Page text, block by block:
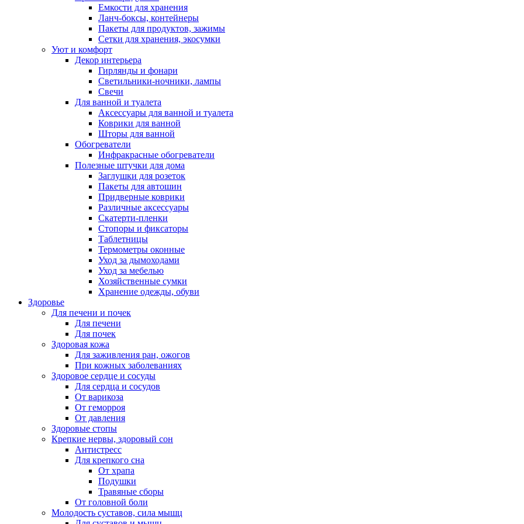
Емкости для хранения
Ланч-боксы, контейнеры
Пакеты для продуктов, зажимы
Сетки для хранения, экосумки
Уют и комфорт
Декор интерьера
Гирлянды и фонари
Светильники-ночники, лампы
Свечи
Для ванной и туалета
Аксессуары для ванной и туалета
Коврики для ванной
Шторы для ванной
Обогреватели
Инфракрасные обогреватели
Полезные штучки для дома
Заглушки для розеток
Пакеты для автошин
Придверные коврики
Различные аксессуары
Скатерти-пленки
Стопоры и фиксаторы
Таблетницы
Термометры оконные
Уход за дымоходами
Уход за мебелью
Хозяйственные сумки
Хранение одежды, обуви
Здоровье
Для печени и почек
Для печени
Для почек
Здоровая кожа
Для заживления ран, ожогов
При кожных заболеваниях
Здоровое сердце и сосуды
Для сердца и сосудов
От варикоза
От геморроя
От давления
Здоровые стопы
Крепкие нервы, здоровый сон
Антистресс
Для крепкого сна
От храпа
Подушки
Травяные сборы
От головной боли
Молодость суставов, сила мышц